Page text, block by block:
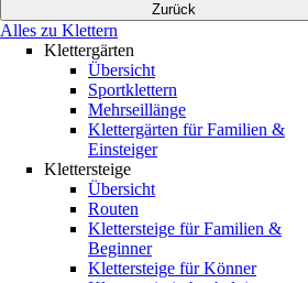
Zurück
Alles zu Klettern
Klettergärten
Übersicht
Sportklettern
Mehrseillänge
Klettergärten für Familien &
Einsteiger
Klettersteige
Übersicht
Routen
Klettersteige für Familien &
Beginner
Klettersteige für Könner